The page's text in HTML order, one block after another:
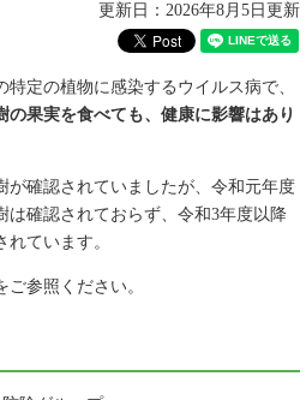
更新日：2026年8月5日更新
定の植物に感染するウイルス病で、
の果実を食べても、健康に影響はあり
が確認されていましたが、令和元年度
は確認されておらず、令和3年度以降
ています。
参照ください。